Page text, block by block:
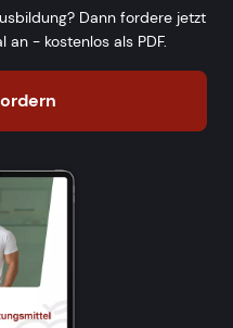
Dann fordere jetzt
an - kostenlos als PDF.